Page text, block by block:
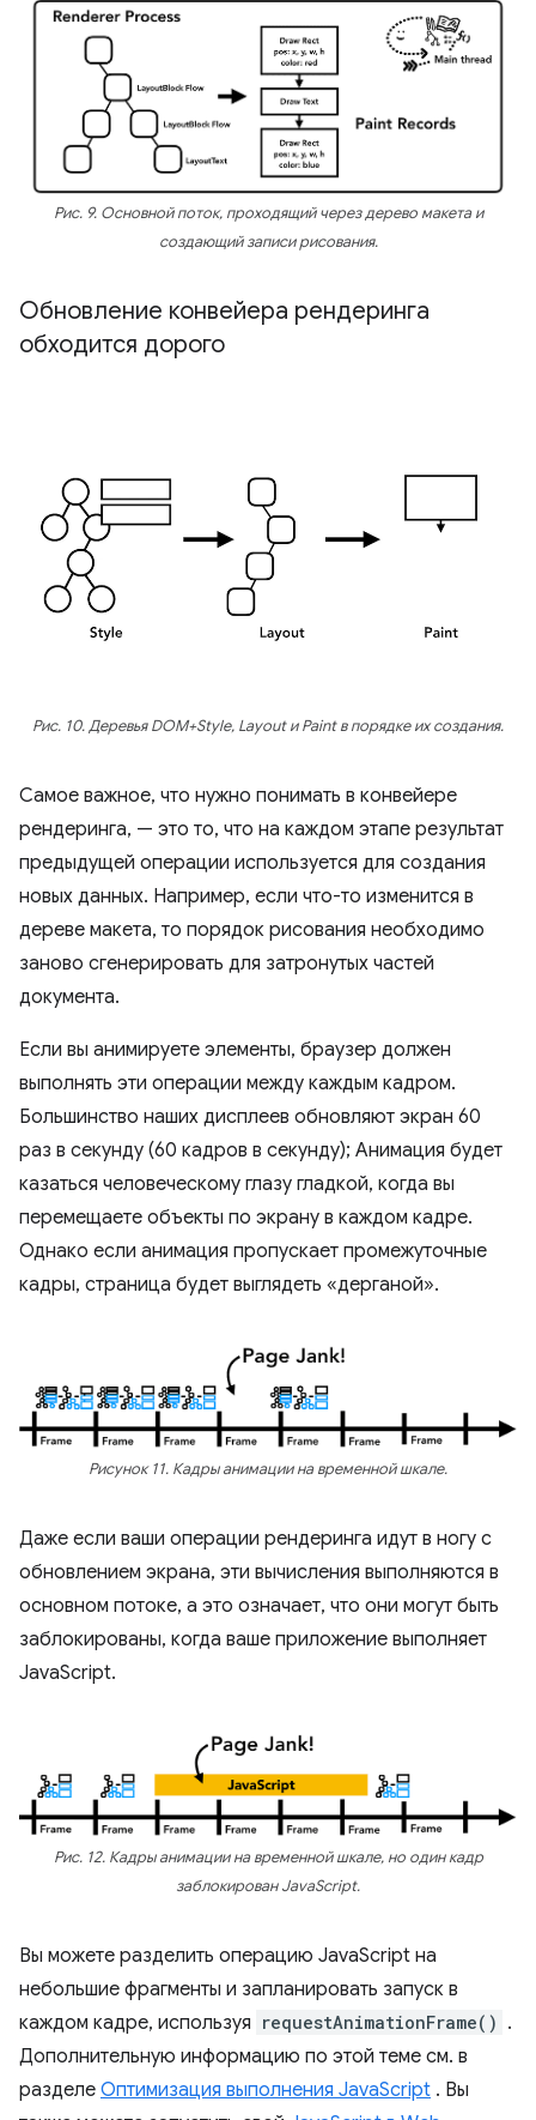
Рис. 9. Основной поток, проходящий через дерево макета и
создающий записи рисования.
Обновление конвейера рендеринга
обходится дорого
Рис. 10. Деревья DOM+Style, Layout и Paint в порядке их создания.
Самое важное, что нужно понимать в конвейере
рендеринга, — это то, что на каждом этапе результат
предыдущей операции используется для создания
новых данных. Например, если что-то изменится в
дереве макета, то порядок рисования необходимо
заново сгенерировать для затронутых частей
документа.
Если вы анимируете элементы, браузер должен
выполнять эти операции между каждым кадром.
Большинство наших дисплеев обновляют экран 60
раз в секунду (60 кадров в секунду); Анимация будет
казаться человеческому глазу гладкой, когда вы
перемещаете объекты по экрану в каждом кадре.
Однако если анимация пропускает промежуточные
кадры, страница будет выглядеть «дерганой».
Рисунок 11. Кадры анимации на временной шкале.
Даже если ваши операции рендеринга идут в ногу с
обновлением экрана, эти вычисления выполняются в
основном потоке, а это означает, что они могут быть
заблокированы, когда ваше приложение выполняет
JavaScript.
Рис. 12. Кадры анимации на временной шкале, но один кадр
заблокирован JavaScript.
Вы можете разделить операцию JavaScript на
небольшие фрагменты и запланировать запуск в
каждом кадре, используя requestAnimationFrame() .
Дополнительную информацию по этой теме см. в
разделе Оптимизация выполнения JavaScript . Вы